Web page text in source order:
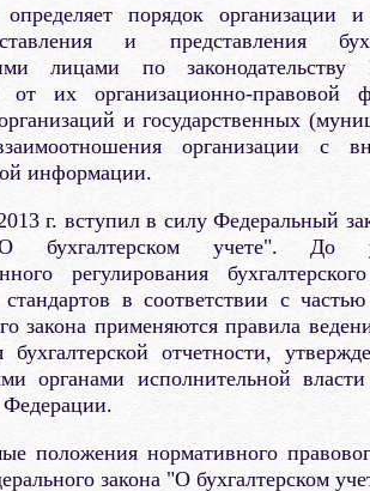
порядок организации и
и представления
лицами по законодательству
от их организационно-правовой
и государственных
организации с
информации.
г. вступил в силу Федеральный
бухгалтерском учете". До
регулирования
стандартов в соответствии с
закона применяются правила
бухгалтерской отчетности,
органами исполнительной
положения нормативного
закона "О бухгалтерском